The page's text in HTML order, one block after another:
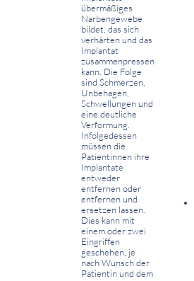
übermäßiges
Narbengewebe
bildet, das sich
verhärten und das
Implantat
zusammenpressen
kann. Die Folge
sind Schmerzen,
Unbehagen,
Schwellungen und
eine deutliche
Verformung.
Infolgedessen
müssen die
Patientinnen ihre
Implantate
entweder
entfernen oder
entfernen und
ersetzen lassen.
Dies kann mit
einem oder zwei
Eingriffen
geschehen, je
nach Wunsch der
Patientin und dem